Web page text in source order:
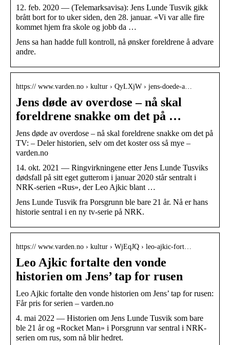
12. feb. 2020 — (Telemarksavisa): Jens Lunde Tusvik gikk
brått bort for to uker siden, den 28. januar. «Vi var alle fire
kommet hjem fra skole og jobb da …
Jens sa han hadde full kontroll, nå ønsker foreldrene å advare
andre.
https:// www.varden.no › kultur › QyLXjW › jens-doede-a…
Jens døde av overdose – nå skal
foreldrene snakke om det på …
Jens døde av overdose – nå skal foreldrene snakke om det på
TV: – Deler historien, selv om det koster oss så mye –
varden.no
14. okt. 2021 — Ringvirkningene etter Jens Lunde Tusviks
dødsfall på sitt eget gutterom i januar 2020 står sentralt i
NRK-serien «Rus», der Leo Ajkic blant …
Jens Lunde Tusvik fra Porsgrunn ble bare 21 år. Nå er hans
historie sentral i en ny tv-serie på NRK.
https:// www.varden.no › kultur › WjEqJQ › leo-ajkic-fort…
Leo Ajkic fortalte den vonde
historien om Jens’ tap for rusen
Leo Ajkic fortalte den vonde historien om Jens’ tap for rusen:
Får pris for serien – varden.no
4. mai 2022 — Historien om Jens Lunde Tusvik som bare
ble 21 år og «Rocket Man» i Porsgrunn var sentral i NRK-
serien om rus, som nå blir hedret.